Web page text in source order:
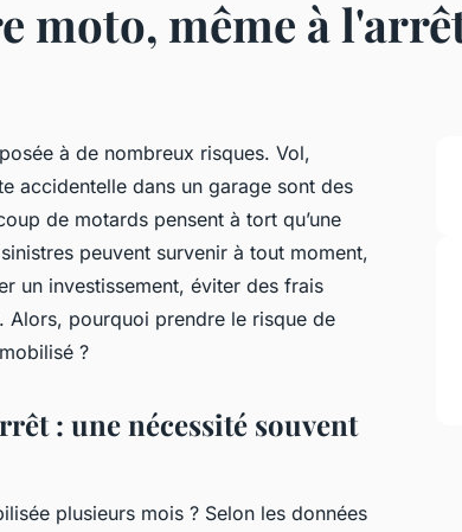
moto, même à
à de nombreux risques. Vol,
accidentelle dans un garage sont des
de motards pensent à tort qu’une
peuvent survenir à tout moment,
un investissement, éviter des frais
Alors, pourquoi prendre le risque de
?
: une nécessité souvent
plusieurs mois ? Selon les données